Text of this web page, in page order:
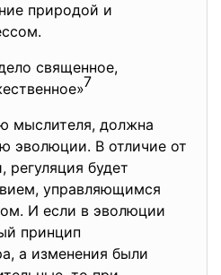
природой и
священное,
7
мыслителя, должна
эволюции. В отличие от
регуляция будет
управляющимся
И если в эволюции
принцип
а изменения были